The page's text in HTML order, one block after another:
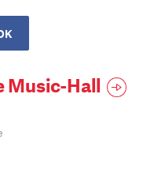
Music-Hall